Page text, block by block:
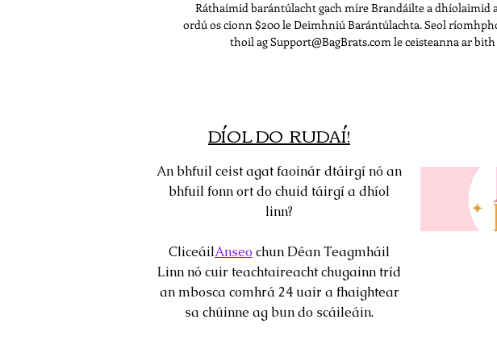
Ráthaímid barántúlacht gach míre Brandáilte a dhíolaimid
ordú os cionn $200 le Deimhniú Barántúlachta. Seol
thoil ag Support@BagBrats.com le ceisteanna ar bith
DÍOL DO RUDAÍ!
An bhfuil ceist agat faoinár dtáirgí nó an
bhfuil fonn ort do chuid táirgí a dhíol
linn?
CliceáilAnseo chun Déan Teagmháil
Linn nó cuir teachtaireacht chugainn tríd
an mbosca comhrá 24 uair a fhaightear
sa chúinne ag bun do scáileáin.